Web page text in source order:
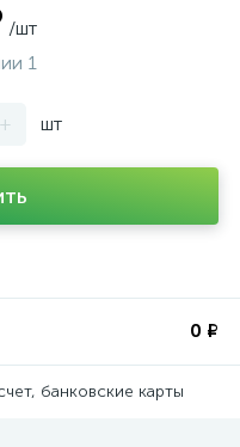
/шт
1
+ шт
0 ₽
банковские карты